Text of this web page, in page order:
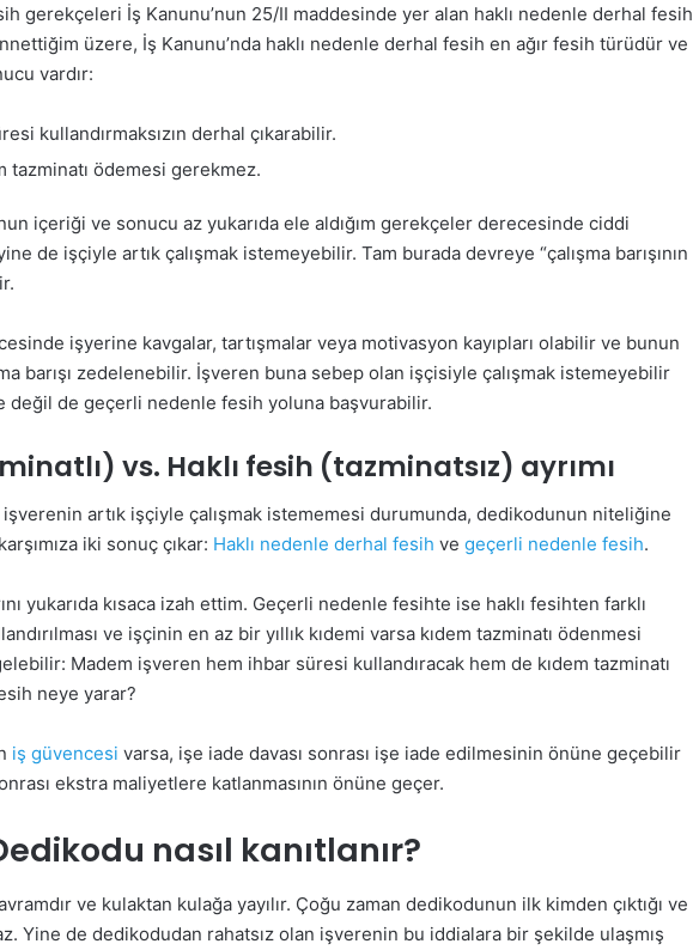
gerekçeleri İş Kanunu’nun 25/II maddesinde yer alan haklı nedenle derhal fesih
üzere, İş Kanunu’nda haklı nedenle derhal fesih en ağır fesih türüdür ve
vardır:
kullandırmaksızın derhal çıkarabilir.
tazminatı ödemesi gerekmez.
içeriği ve sonucu az yukarıda ele aldığım gerekçeler derecesinde ciddi
de işçiyle artık çalışmak istemeyebilir. Tam burada devreye “çalışma barışının
işyerine kavgalar, tartışmalar veya motivasyon kayıpları olabilir ve bunun
barışı zedelenebilir. İşveren buna sebep olan işçisiyle çalışmak istemeyebilir
değil de geçerli nedenle fesih yoluna başvurabilir.
vs. Haklı fesih (tazminatsız) ayrımı
artık işçiyle çalışmak istememesi durumunda, dedikodunun niteliğine
iki sonuç çıkar: Haklı nedenle derhal fesih ve geçerli nedenle fesih.
yukarıda kısaca izah ettim. Geçerli nedenle fesihte ise haklı fesihten farklı
ve işçinin en az bir yıllık kıdemi varsa kıdem tazminatı ödenmesi
Madem işveren hem ihbar süresi kullandıracak hem de kıdem tazminatı
neye yarar?
iş güvencesi varsa, işe iade davası sonrası işe iade edilmesinin önüne geçebilir
ekstra maliyetlere katlanmasının önüne geçer.
nasıl kanıtlanır?
ve kulaktan kulağa yayılır. Çoğu zaman dedikodunun ilk kimden çıktığı ve
Yine de dedikodudan rahatsız olan işverenin bu iddialara bir şekilde ulaşmış